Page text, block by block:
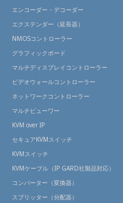
エンコーダー・デコーダー
エクステンダー（延長器）
NMOSコントローラー
グラフィックボード
マルチディスプレイコントローラー
ビデオウォールコントローラー
ネットワークコントローラー
マルチビューワー
KVM over IP
セキュアKVMスイッチ
KVMスイッチ
KVMケーブル（IP GARD社製品対応）
コンバーター（変換器）
スプリッター（分配器）